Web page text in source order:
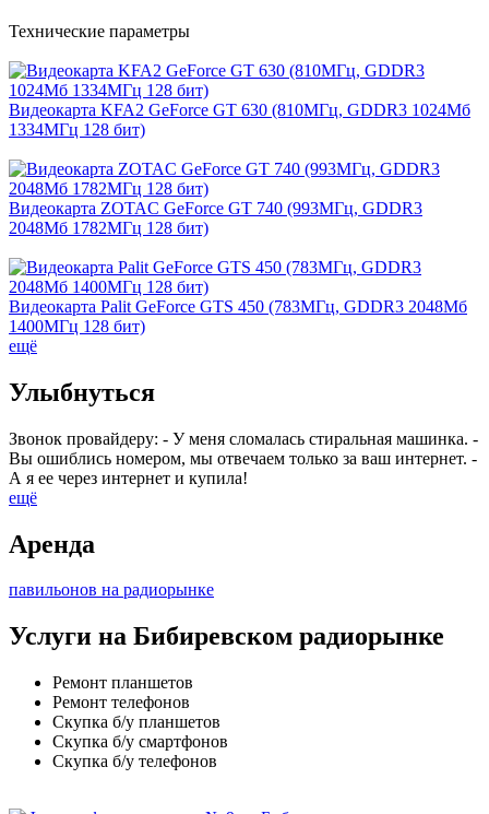
Технические параметры
Видеокарта KFA2 GeForce GT 630 (810МГц, GDDR3 1024Мб
1334МГц 128 бит)
Видеокарта ZOTAC GeForce GT 740 (993МГц, GDDR3
2048Мб 1782МГц 128 бит)
Видеокарта Palit GeForce GTS 450 (783МГц, GDDR3 2048Мб
1400МГц 128 бит)
ещё
Улыбнуться
Звонок провайдеру: - У меня сломалась стиральная машинка. -
Вы ошиблись номером, мы отвечаем только за ваш интернет. -
А я ее через интернет и купила!
ещё
Аренда
павильонов на радиорынке
Услуги на Бибиревском радиорынке
Ремонт планшетов
Ремонт телефонов
Скупка б/у планшетов
Скупка б/у смартфонов
Скупка б/у телефонов